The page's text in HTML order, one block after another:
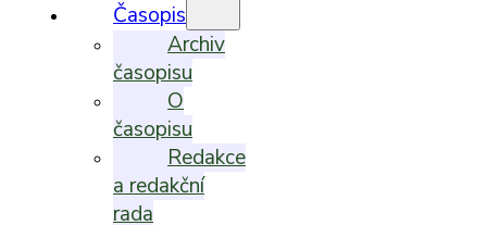
Časopis
Archiv
časopisu
O
časopisu
Redakce
a redakční
rada